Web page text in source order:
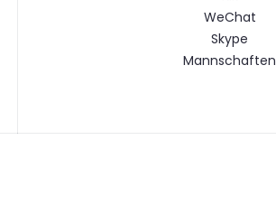
WeChat
Skype
Mannschaften